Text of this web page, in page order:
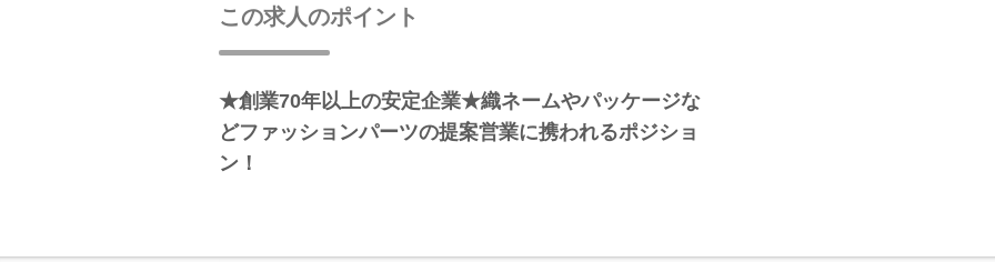
この求人のポイント
★創業70年以上の安定企業★織ネームやパッケージな
どファッションパーツの提案営業に携われるポジショ
ン！